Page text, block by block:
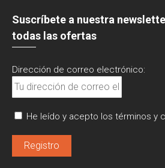
Suscríbete a nuestra
todas las ofertas
Dirección de correo electrónico:
He leído y acepto los términos y